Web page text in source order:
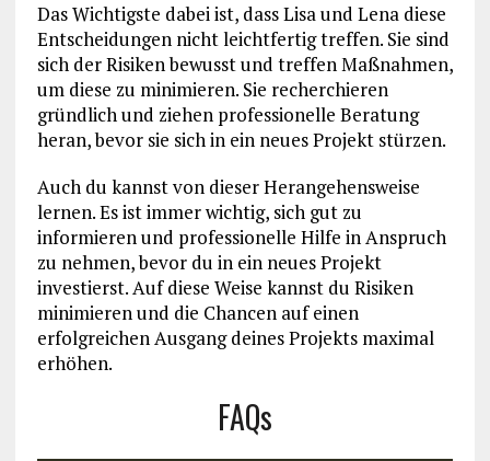
Das Wichtigste dabei ist, dass Lisa und Lena diese
Entscheidungen nicht leichtfertig treffen. Sie sind
sich der Risiken bewusst und treffen Maßnahmen,
um diese zu minimieren. Sie recherchieren
gründlich und ziehen professionelle Beratung
heran, bevor sie sich in ein neues Projekt stürzen.
Auch du kannst von dieser Herangehensweise
lernen. Es ist immer wichtig, sich gut zu
informieren und professionelle Hilfe in Anspruch
zu nehmen, bevor du in ein neues Projekt
investierst. Auf diese Weise kannst du Risiken
minimieren und die Chancen auf einen
erfolgreichen Ausgang deines Projekts maximal
erhöhen.
FAQs